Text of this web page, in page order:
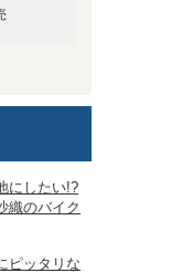
にしたい!?
織のバイク
ピッタリな